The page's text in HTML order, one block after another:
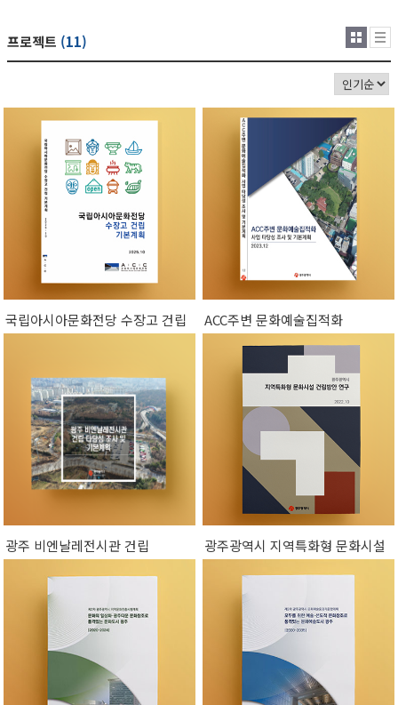
프로젝트 (11)
국립아시아문화전당 수장고 건립 ACC주변 문화예술집적화
광주 비엔날레전시관 건립 광주광역시 지역특화형 문화시설
건립방안 연구